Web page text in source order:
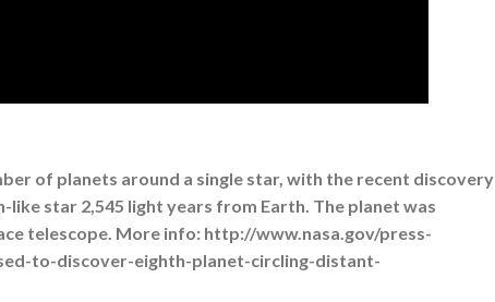
of planets around a single star, with the recent discovery
like star 2,545 light years from Earth. The planet was
telescope. More info: http://www.nasa.gov/press-
to-discover-eighth-planet-circling-distant-